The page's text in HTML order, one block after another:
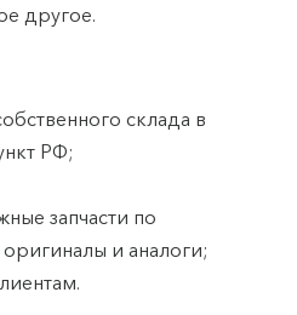
другое.
склада в
РФ;
запчасти по
и аналоги;